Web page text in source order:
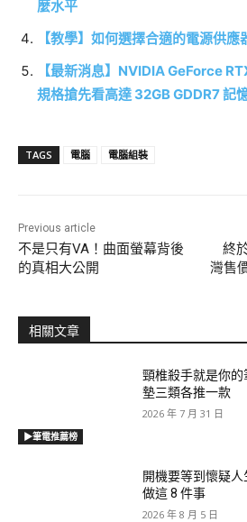
麼水平
【教學】如何選擇合適的電源供
【最新消息】NVIDIA GeForce
規格搶先看高達 32GB GDDR7 記
TAGS 電腦 電腦組裝
Previous article
不是只有VA！曲面螢幕背後
的真相大公開
終
灣售
相關文章
▶筆電推薦榜
頸椎殺手就是你
墊三類各推一款
2026 年 7 月 31 日
開機要等到懷疑
做這 8 件事
2026 年 8 月 5 日